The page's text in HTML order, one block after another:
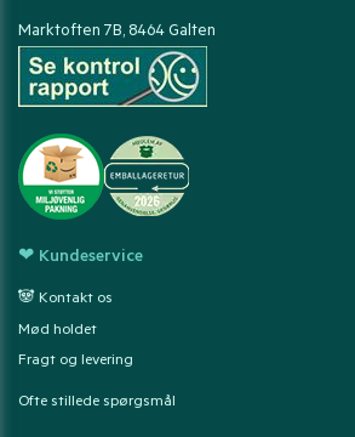
Marktoften 7B, 8464 Galten
❤ Kundeservice
🐼 Kontakt os
Mød holdet
Fragt og levering
Ofte stillede spørgsmål